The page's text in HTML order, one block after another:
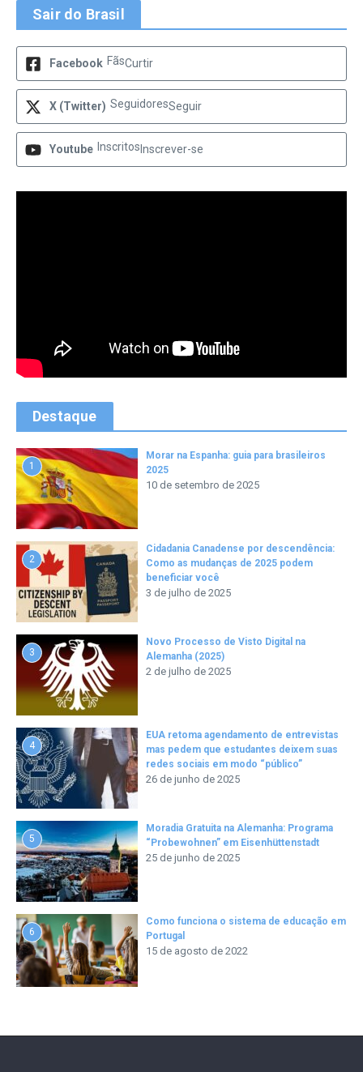
Sair do Brasil
Facebook FãsCurtir
X (Twitter) SeguidoresSeguir
Youtube Inscritos Inscrever-se
Destaque
1
Morar na Espanha: guia para brasileiros
2025
10 de setembro de 2025
2
Cidadania Canadense por descendência:
Como as mudanças de 2025 podem
beneficiar você
3 de julho de 2025
3
Novo Processo de Visto Digital na
Alemanha (2025)
2 de julho de 2025
4
EUA retoma agendamento de entrevistas
mas pedem que estudantes deixem suas
redes sociais em modo “público”
26 de junho de 2025
5
Moradia Gratuita na Alemanha: Programa
“Probewohnen” em Eisenhüttenstadt
25 de junho de 2025
6
Como funciona o sistema de educação em
Portugal
15 de agosto de 2022